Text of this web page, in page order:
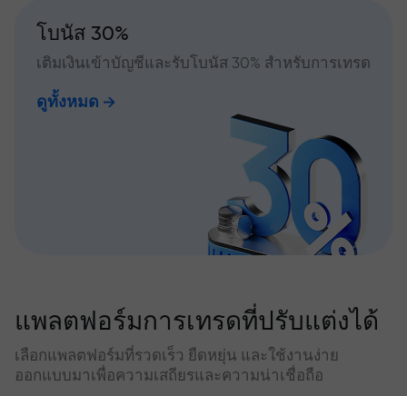
โบนัส 30%
เติมเงินเข้าบัญชีและรับโบนัส 30% สำหรับการเทรด
ดูทั้งหมด
แพลตฟอร์มการเทรดที่ปรับแต่งได้
เลือกแพลตฟอร์มที่รวดเร็ว ยืดหยุ่น และใช้งานง่าย
ออกแบบมาเพื่อความเสถียรและความน่าเชื่อถือ